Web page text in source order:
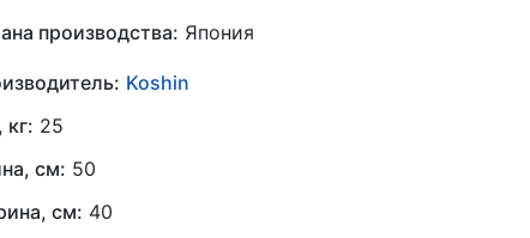
производства: Япония
Koshin
кг: 25
см: 50
см: 40